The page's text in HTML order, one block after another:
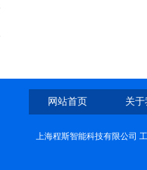
网站首页 关
上海程斯智能科技有限公司